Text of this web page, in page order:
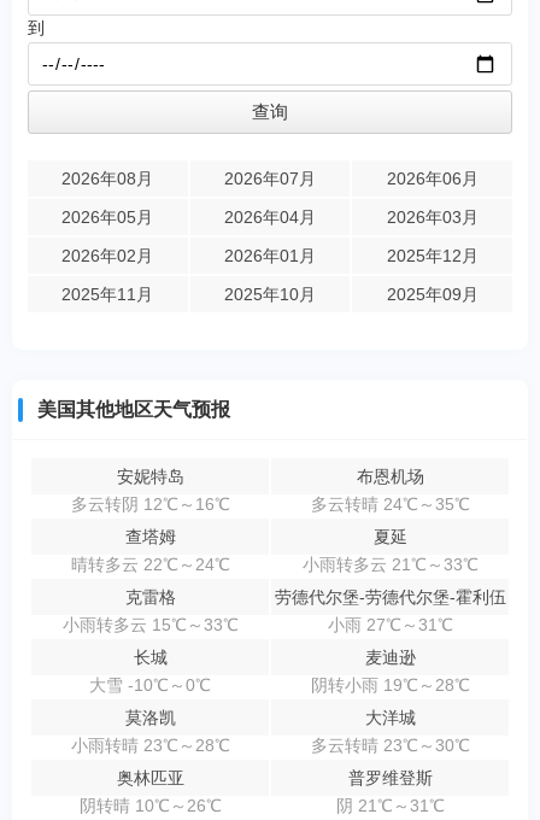
到
2026年08月 2026年07月
2026年06月
2026年05月
2026年04月
2026年03月
2026年02月
2026年01月
2025年12月
2025年11月
2025年10月 2025年09月
美国其他地区天气预报
安妮特岛
多云转阴 12℃～16℃
布恩机场
多云转晴 24℃～35℃
查塔姆
晴转多云 22℃～24℃
夏延
小雨转多云 21℃～33℃
克雷格
小雨转多云 15℃～33℃
劳德代尔堡-劳德代尔堡-霍利伍
小雨 27℃～31℃
长城
大雪 -10℃～0℃
麦迪逊
阴转小雨 19℃～28℃
莫洛凯
小雨转晴 23℃～28℃
大洋城
多云转晴 23℃～30℃
奥林匹亚
阴转晴 10℃～26℃
普罗维登斯
阴 21℃～31℃